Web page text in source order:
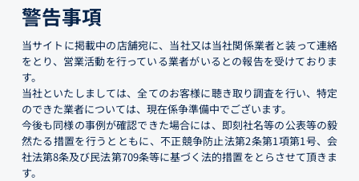
警告事項
当サイトに掲載中の店舗宛に、当社又は当社関係業者と装って連絡
をとり、営業活動を行っている業者がいるとの報告を受けておりま
す。
当社といたしましては、全てのお客様に聴き取り調査を行い、特定
のできた業者については、現在係争準備中でございます。
今後も同様の事例が確認できた場合には、即刻社名等の公表等の毅
然たる措置を行うとともに、不正競争防止法第2条第1項第1号、会
社法第8条及び民法第709条等に基づく法的措置をとらさせて頂きま
す。